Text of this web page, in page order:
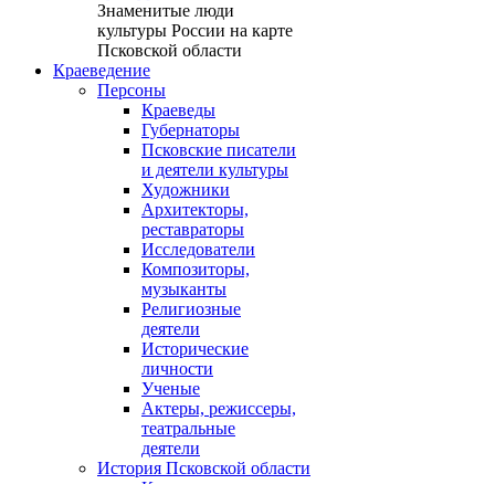
Знаменитые люди
культуры России на карте
Псковской области
Краеведение
Персоны
Краеведы
Губернаторы
Псковские писатели
и деятели культуры
Художники
Архитекторы,
реставраторы
Исследователи
Композиторы,
музыканты
Религиозные
деятели
Исторические
личности
Ученые
Актеры, режиссеры,
театральные
деятели
История Псковской области